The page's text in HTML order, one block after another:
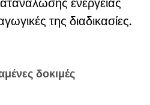
της διαδικασίες.
δοκιμές